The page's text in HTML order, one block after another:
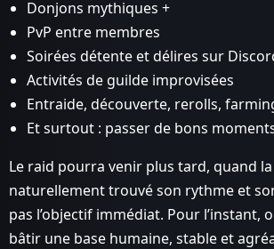
Donjons mythiques +
PvP entre membres
Soirées détente et délires sur
Activités de guilde improvisées
Entraide, découverte, rerolls,
Et surtout : passer de bons
Le raid pourra venir plus tard, quand
naturellement trouvé son rythme et
pas l’objectif immédiat. Pour l’instant,
bâtir une base humaine, stable et